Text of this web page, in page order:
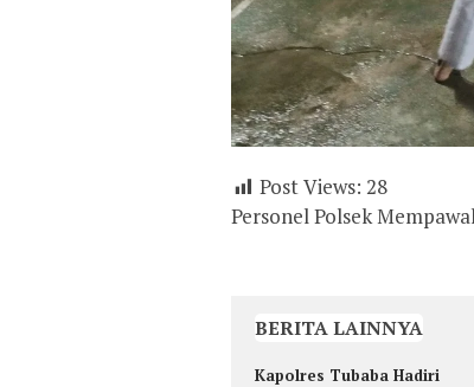
Post Views: 28
Personel Polsek
BERITA LAINNYA
Kapolres Tubaba Hadiri